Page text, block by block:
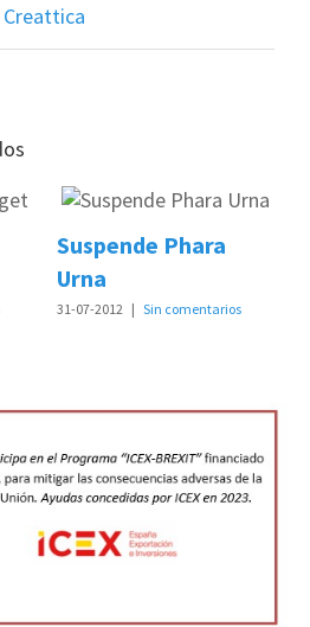
Suspende Phara
Urna
31-07-2012 | Sin comentarios